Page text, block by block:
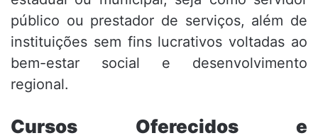
público ou prestador de serviços, além de
instituições sem fins lucrativos voltadas ao
bem-estar social e desenvolvimento
regional.
Cursos Oferecidos e